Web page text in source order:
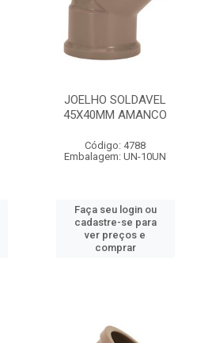
JOELHO SOLDAVEL
45X40MM AMANCO
Código: 4788
Embalagem: UN-10UN
Faça seu login ou
cadastre-se para
ver preços e
comprar